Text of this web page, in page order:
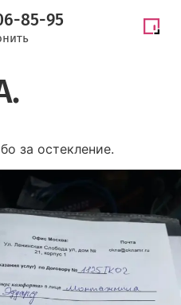
85-95
за остекление.